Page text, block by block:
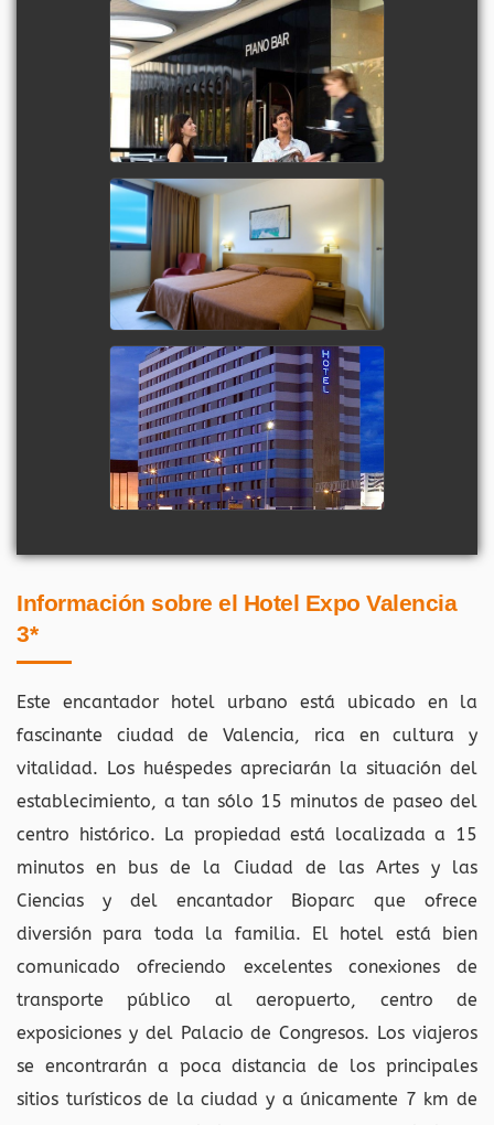
Información sobre el Hotel Expo Valencia
3*
Este encantador hotel urbano está ubicado en la
fascinante ciudad de Valencia, rica en cultura y
vitalidad. Los huéspedes apreciarán la situación del
establecimiento, a tan sólo 15 minutos de paseo del
centro histórico. La propiedad está localizada a 15
minutos en bus de la Ciudad de las Artes y las
Ciencias y del encantador Bioparc que ofrece
diversión para toda la familia. El hotel está bien
comunicado ofreciendo excelentes conexiones de
transporte público al aeropuerto, centro de
exposiciones y del Palacio de Congresos. Los viajeros
se encontrarán a poca distancia de los principales
sitios turísticos de la ciudad y a únicamente 7 km de